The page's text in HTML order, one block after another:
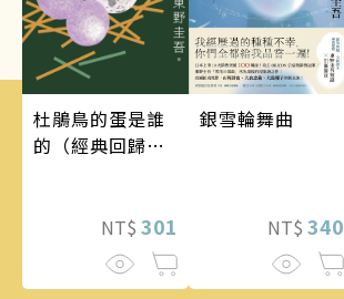
杜鵑鳥的蛋是誰
的（經典回歸
NT$ 301
銀雪輪舞曲
NT$ 340